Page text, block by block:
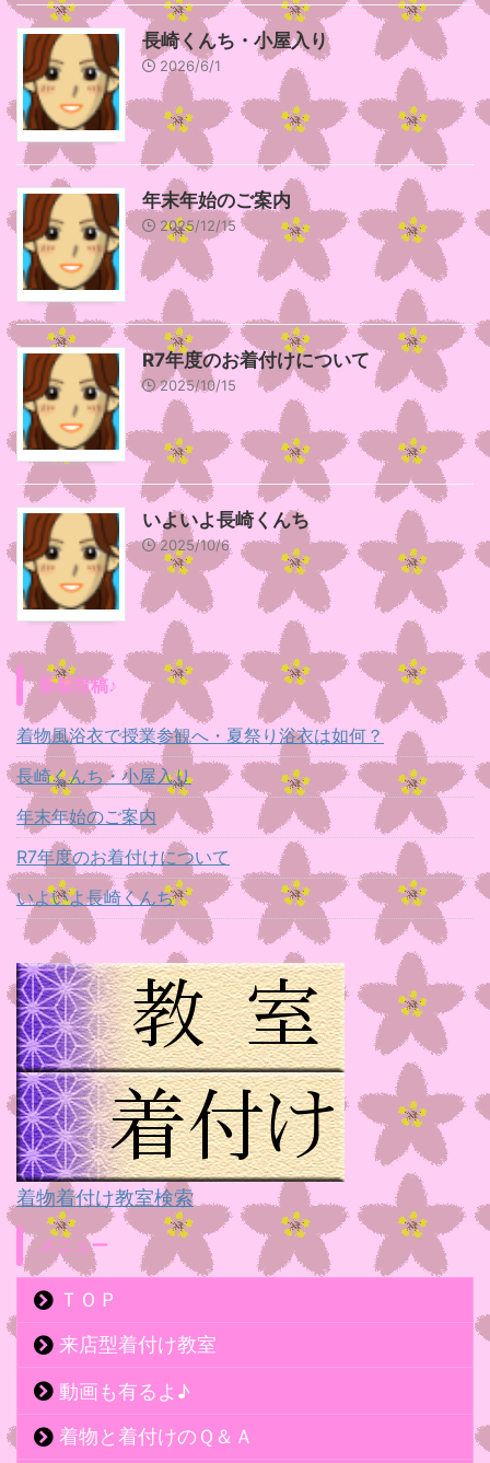
長崎くんち・小屋入り
2026/6/1
年末年始のご案内
2025/12/15
R7年度のお着付けについて
2025/10/15
いよいよ長崎くんち
2025/10/6
新着投稿♪
着物風浴衣で授業参観へ・夏祭り浴衣は如何？
長崎くんち・小屋入り
年末年始のご案内
R7年度のお着付けについて
いよいよ長崎くんち
着物着付け教室検索
メニュー
ＴＯＰ
来店型着付け教室
動画も有るよ♪
着物と着付けのＱ＆Ａ